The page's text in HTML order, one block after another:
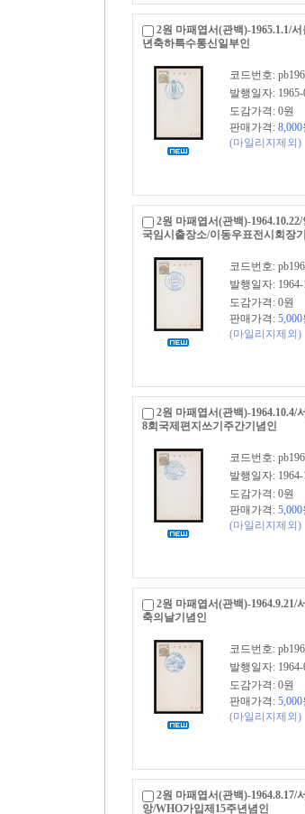
2원 마패엽서(관백)-1965.1.1/
년축하특수통신일부인
코드번호:
발행일자: 1965-
도감가격: 0원
판매가격: 8,000
(마일리지제외)
2원 마패엽서(관백)-1964.10.22/
국임시출장소/이동우표전시회장
코드번호:
발행일자: 1964-
도감가격: 0원
판매가격: 5,000
(마일리지제외)
2원 마패엽서(관백)-1964.10.4/
8회국제편지쓰기주간기념인
코드번호:
발행일자: 1964-
도감가격: 0원
판매가격: 5,000
(마일리지제외)
2원 마패엽서(관백)-1964.9.21/
축의날기념인
코드번호:
발행일자: 1964-
도감가격: 0원
판매가격: 5,000
(마일리지제외)
2원 마패엽서(관백)-1964.8.17/
앙/WHO가입제15주년념인